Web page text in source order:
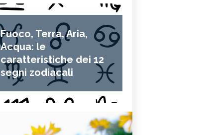
Fuoco, Terra, Aria,
Acqua: le
caratteristiche dei 12
segni zodiacali